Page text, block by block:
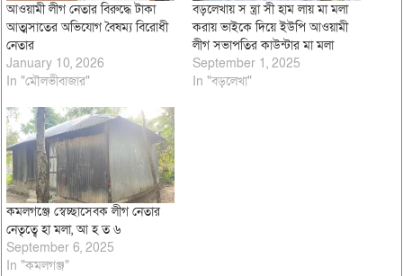
আওয়ামী লীগ নেতার বিরুদ্ধে টাকা
আত্মসাতের অভিযোগ বৈষম্য বিরোধী
নেতার
January 10, 2026
In "মৌলভীবাজার"
বড়লেখায় স ন্ত্রা সী হাম লায় মা মলা
করায় ভাইকে দিয়ে ইউপি আওয়ামী
লীগ সভাপতির কাউন্টার মা মলা
September 1, 2025
In "বড়লেখা"
কমলগঞ্জে স্বেচ্ছাসেবক লীগ নেতার
নেতৃত্বে হা মলা, আ হ ত ৬
September 6, 2025
In "কমলগঞ্জ"